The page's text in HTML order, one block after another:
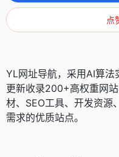
点
YL网址导航，采用AI算法
更新收录200+高权重网
材、SEO工具、开发资源
需求的优质站点。